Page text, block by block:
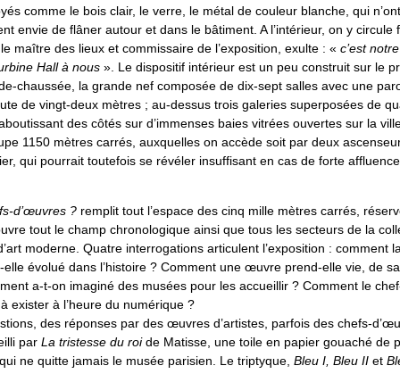
comme le bois clair, le verre, le métal de couleur blanche, qui
envie de flâner autour et dans le bâtiment. A l’intérieur, on y circule
maître des lieux et commissaire de l’exposition, exulte : « c’est
Hall à nous ». Le dispositif intérieur est un peu construit sur le
chaussée, la grande nef composée de dix-sept salles avec une
de vingt-deux mètres ; au-dessus trois galeries superposées de
des côtés sur d’immenses baies vitrées ouvertes sur la
1150 mètres carrés, auxquelles on accède soit par deux
qui pourrait toutefois se révéler insuffisant en cas de forte affluence.
d’œuvres ? remplit tout l’espace des cinq mille mètres carrés,
tout le champ chronologique ainsi que tous les secteurs de la
moderne. Quatre interrogations articulent l’exposition : comment
évolué dans l’histoire ? Comment une œuvre prend-elle vie, de
a-t-on imaginé des musées pour les accueillir ? Comment le
exister à l’heure du numérique ?
des réponses par des œuvres d’artistes, parfois des chefs-
par La tristesse du roide Matisse, une toile en papier gouaché de
ne quitte jamais le musée parisien. Le triptyque, Bleu I, Bleu II et